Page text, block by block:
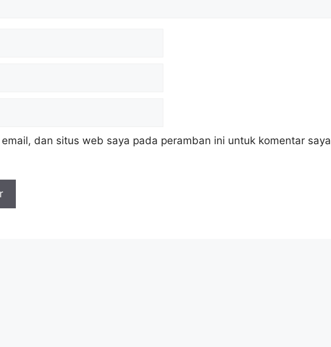
dan situs web saya pada peramban ini untuk komentar saya